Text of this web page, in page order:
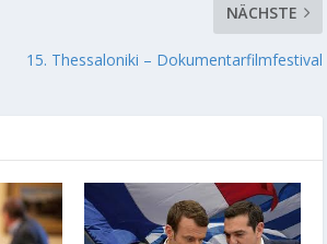
NÄCHSTE
15. Thessaloniki – Dokumentarfilmfestival